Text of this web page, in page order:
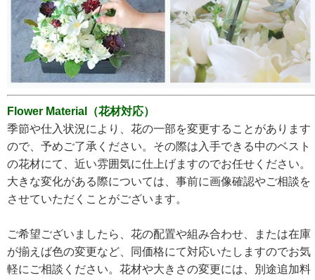
Flower Material（花材対応）
季節や仕入状況により、花の一部を変更することがあります
ので、予めご了承ください。その際は入手できる中のベスト
の花材にて、近い雰囲気に仕上げますのでお任せください。
大きな変化がある際については、事前に画像確認やご相談を
させていただくことがございます。
ご希望ございましたら、花の配置や組み合わせ、または在庫
が揃えば色の変更など、同価格にて対応いたしますのでお気
軽にご相談ください。花材や大きさの変更には、別途追加料